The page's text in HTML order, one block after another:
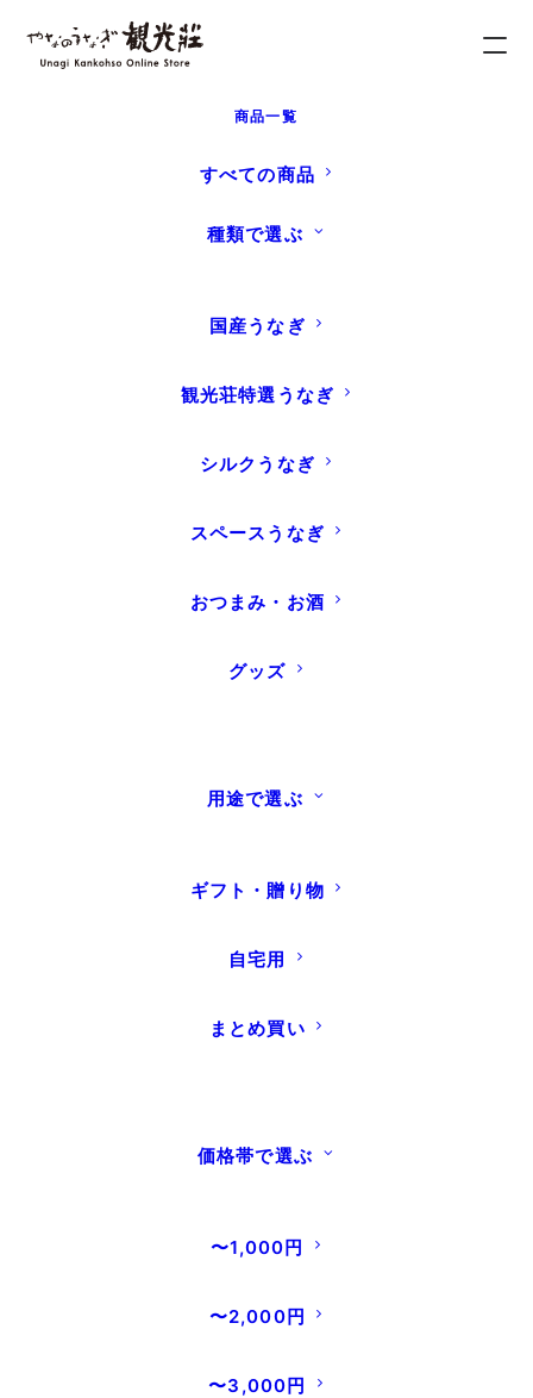
商品一覧
すべての商品
種類で選ぶ
国産うなぎ
観光荘特選うなぎ
シルクうなぎ
スペースうなぎ
おつまみ・お酒
グッズ
用途で選ぶ
ギフト・贈り物
自宅用
まとめ買い
価格帯で選ぶ
〜1,000円
〜2,000円
〜3,000円
ホーム お問い合わせ
こちらはオンラインストアご
また、実店舗では土日祝日
はお問い合わせは受け付けておりま
わせください。
のお問い合わせは随時受け付けておりますが、時間外の場
オンラインストアお客様専用
問い合わせフォーム
す。